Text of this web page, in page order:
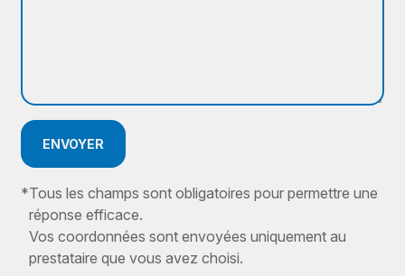
ENVOYER
*Tous les champs sont obligatoires pour permettre une
réponse efficace.
Vos coordonnées sont envoyées uniquement au
prestataire que vous avez choisi.